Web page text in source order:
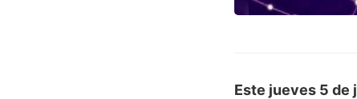
Este jueves 5 de